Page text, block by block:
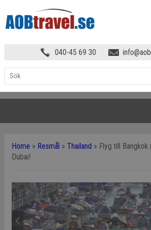
040-45 69 30
Home » Resmål » Thailand » Flyg till
Dubai!